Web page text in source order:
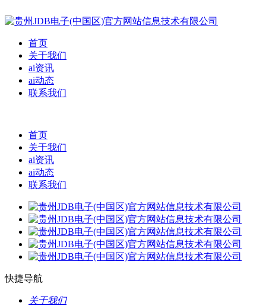
首页
关于我们
ai资讯
ai动态
联系我们
首页
关于我们
ai资讯
ai动态
联系我们
快捷导航
关于我们